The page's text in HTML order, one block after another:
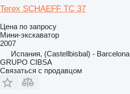
Terex SCHAEFF TC 37
Цена по запросу
Мини-экскаватор
2007
Испания, (Castellbisbal) - Barcelona
GRUPO CIBSA
Связаться с продавцом